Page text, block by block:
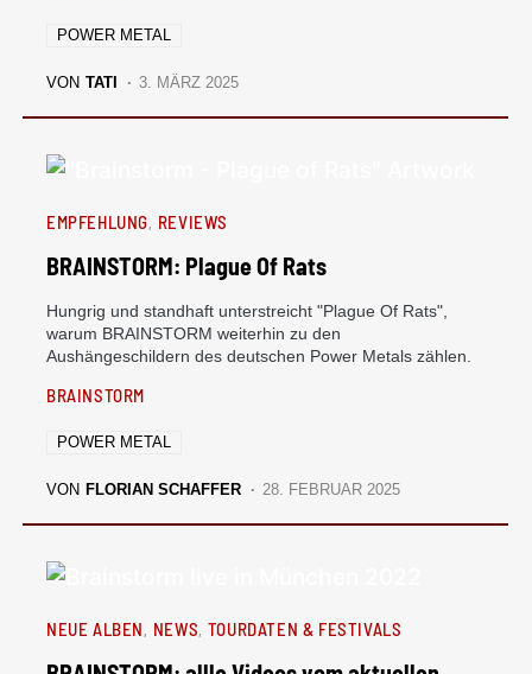
POWER METAL
VON TATI 3. MÄRZ 2025
EMPFEHLUNG REVIEWS
BRAINSTORM: Plague Of Rats
Hungrig und standhaft unterstreicht "Plague Of Rats",
warum BRAINSTORM weiterhin zu den
Aushängeschildern des deutschen Power Metals zählen.
BRAINSTORM
POWER METAL
VON FLORIAN SCHAFFER 28. FEBRUAR 2025
NEUE ALBEN NEWS TOURDATEN & FESTIVALS